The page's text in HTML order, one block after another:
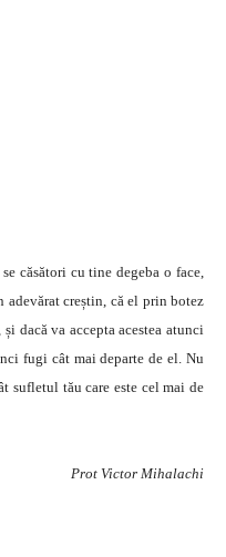
căsători cu tine degeba o face,
adevărat creștin, că el prin botez
dacă va accepta acestea atunci
fugi cât mai departe de el. Nu
sufletul tău care este cel mai de
Prot Victor Mihalachi